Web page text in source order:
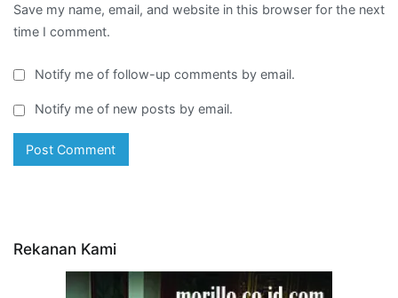
Save my name, email, and website in this browser for the next
time I comment.
Notify me of follow-up comments by email.
Notify me of new posts by email.
Rekanan Kami